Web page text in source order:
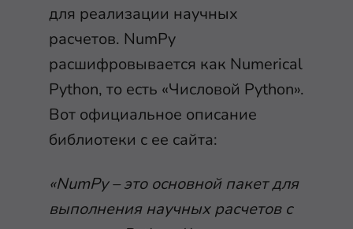
для реализации научных
расчетов. NumPy
расшифровывается как Numerical
Python, то есть «Числовой Python».
Вот официальное описание
библиотеки с ее сайта:
«NumPy – это основной пакет для
выполнения научных расчетов с